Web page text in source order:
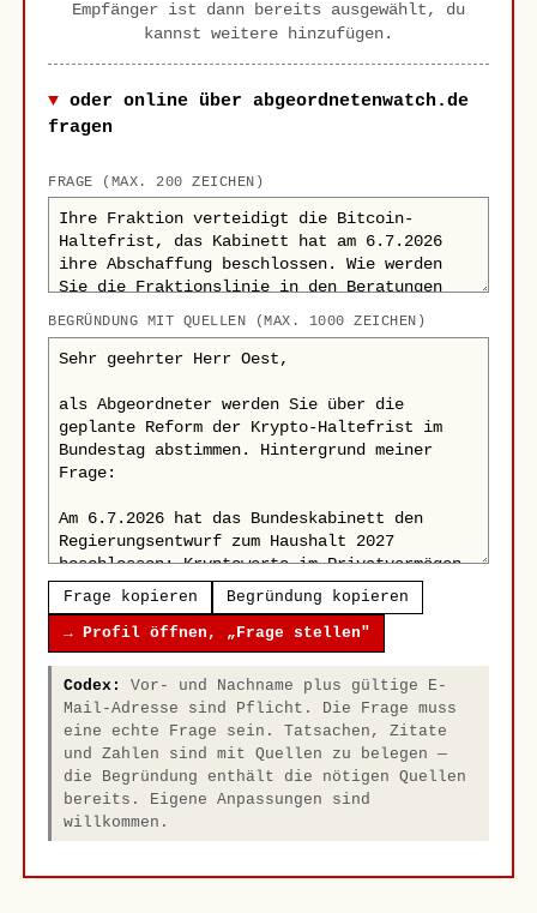
Empfänger ist dann bereits ausgewählt, du
kannst weitere hinzufügen.
oder online über abgeordnetenwatch.de
fragen
FRAGE (MAX. 200 ZEICHEN)
BEGRÜNDUNG MIT QUELLEN (MAX. 1000 ZEICHEN)
Frage kopieren Begründung kopieren
→ Profil öffnen, „Frage stellen"
Codex:
Vor- und Nachname plus gültige E-
Mail-Adresse sind Pflicht. Die Frage muss
eine echte Frage sein. Tatsachen, Zitate
und Zahlen sind mit Quellen zu belegen —
die Begründung enthält die nötigen Quellen
bereits. Eigene Anpassungen sind
willkommen.